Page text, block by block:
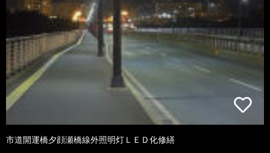
市道開運橋夕顔瀬橋線外照明灯ＬＥＤ化修繕